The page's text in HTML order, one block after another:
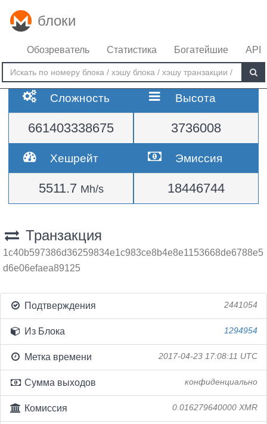
блоки
Обозреватель Статистика Богатейшие API
Сложность
661403338675
Высота
3736008
Хешрейт
5511.7 Mh/s
Эмиссия
18446744
Транзакция
1c40b597386d36259834e1c983ce8b4e8e1153668de6788e5
d6e06efaea89125
Подтверждения 2441054
Из Блока 1294954
Метка времени 2017-04-23 17:08:11 UTC
Сумма выходов конфиденциально
Комиссия 0.016279640000 XMR